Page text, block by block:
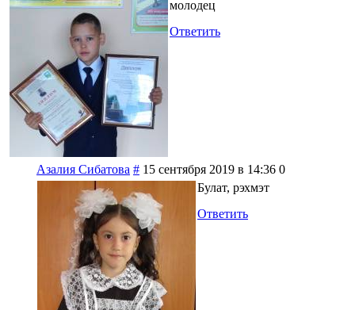
молодец
Ответить
Азалия Сибатова # 15 сентября 2019 в 14:36 0
Булат, рэхмэт
Ответить